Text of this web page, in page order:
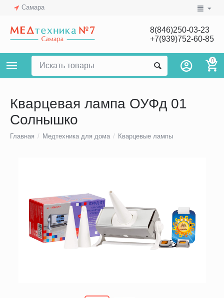
Самара
8(846)250-03-23
+7(939)752-60-85
0
Кварцевая лампа ОУФд 01
Солнышко
Главная / Медтехника для дома / Кварцевые лампы